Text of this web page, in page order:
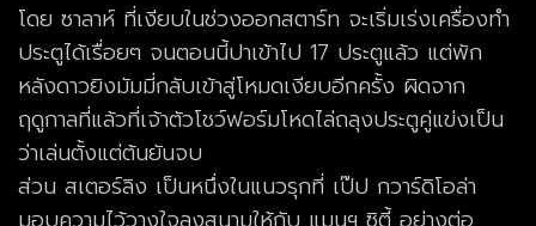
โดย ซาลาห์ ที่เงียบในช่วงออกสตาร์ท จะเริ่มเร่งเครื่องทำ
ประตูได้เรื่อยๆ จนตอนนี้ปาเข้าไป 17 ประตูแล้ว แต่พัก
หลังดาวยิงมัมมี่กลับเข้าสู่โหมดเงียบอีกครั้ง ผิดจาก
ฤดูกาลที่แล้วที่เจ้าตัวโชว์ฟอร์มโหดไล่ถลุงประตูคู่แข่งเป็น
ว่าเล่นตั้งแต่ต้นยันจบ
ส่วน สเตอร์ลิง เป็นหนึ่งในแนวรุกที่ เป๊ป กวาร์ดิโอล่า